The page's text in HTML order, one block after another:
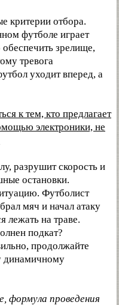
критерии отбора.
футболе играет
зрелище,
тревога
уходит вперед, а
к тем, кто предлагает
электроники, не
разрушит скорость и
остановки.
Футболист
мяч и начал атаку
лежать на траве.
подкат?
продолжайте
динамичному
формула проведения